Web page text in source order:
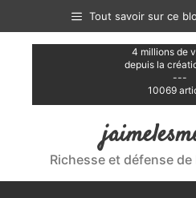
contenu
Tout savoir sur ce
4 millions de
depuis la
---
10069
Richesse et défense